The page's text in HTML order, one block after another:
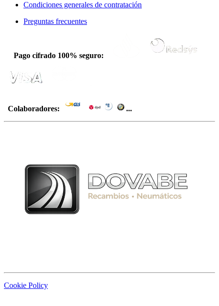
Condiciones generales de contratación
Preguntas frecuentes
Pago cifrado 100% seguro:
Colaboradores: ...
Cookie Policy